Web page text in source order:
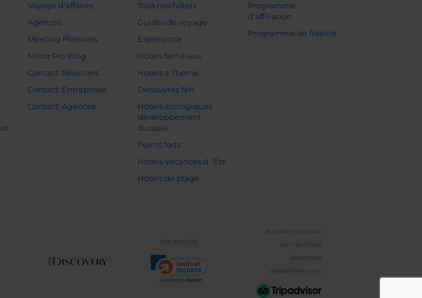
Voyage d’affaires
Agences
Meeting Planners
Minor Pro Blog
Contact: Réunions
Contact: Entreprises
Contact: Agences
Tous nos hôtels
Guides de voyage
Expérience
Hôtels familiaux
Hotels a Theme
Découvrez NH
Hôtels écologiques
développement
durable
Points forts
Hotels Vacances d´Éte
Hôtels de plage
Programme
d’affiliation
Programme de fidélité